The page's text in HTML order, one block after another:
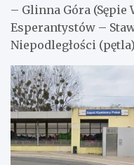
– Glinna Góra (Sępie
Esperantystów –
Niepodległości (pętla)